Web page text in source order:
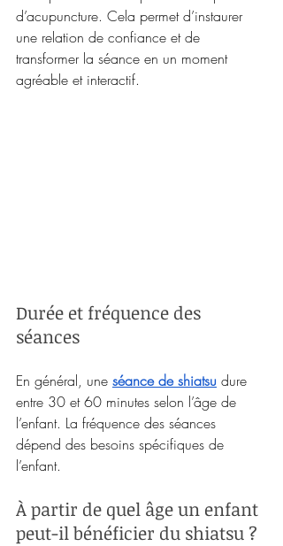
d’acupuncture. Cela permet d’instaurer
une relation de confiance et de
transformer la séance en un moment
agréable et interactif.
Durée et fréquence des
séances
En général, une séance de shiatsu dure
entre 30 et 60 minutes selon l’âge de
l’enfant. La fréquence des séances
dépend des besoins spécifiques de
l’enfant.
À partir de quel âge un enfant
peut-il bénéficier du shiatsu ?